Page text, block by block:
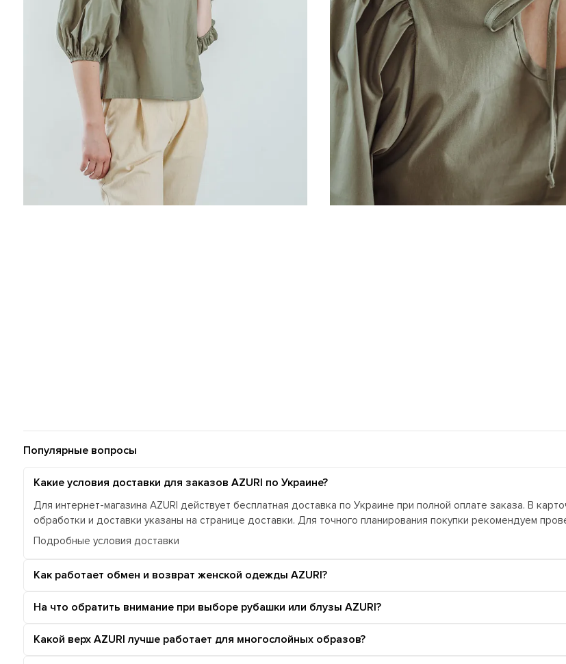
Популярные вопросы
Какие условия доставки для заказов AZURI по Украине?
Для интернет-магазина AZURI действует бесплатная доставка по Украине при полной оплате заказа. В
обработки и доставки указаны на странице доставки. Для точного планирования покупки рекомендуем
Подробные условия доставки
Как работает обмен и возврат женской одежды AZURI?
На что обратить внимание при выборе рубашки или блузы AZURI?
Какой верх AZURI лучше работает для многослойных образов?